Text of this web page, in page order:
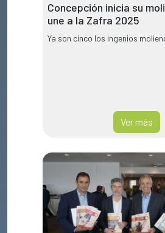
Concepción inicia su
une a la Zafra 2025
Ya son cinco los ingenios
Ver más